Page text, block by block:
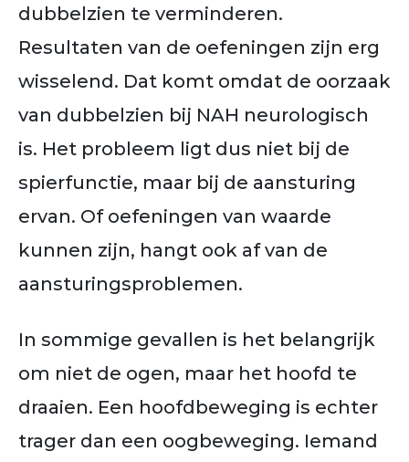
dubbelzien te verminderen.
Resultaten van de oefeningen zijn erg
wisselend. Dat komt omdat de oorzaak
van dubbelzien bij NAH neurologisch
is. Het probleem ligt dus niet bij de
spierfunctie, maar bij de aansturing
ervan. Of oefeningen van waarde
kunnen zijn, hangt ook af van de
aansturingsproblemen.
In sommige gevallen is het belangrijk
om niet de ogen, maar het hoofd te
draaien. Een hoofdbeweging is echter
trager dan een oogbeweging. Iemand